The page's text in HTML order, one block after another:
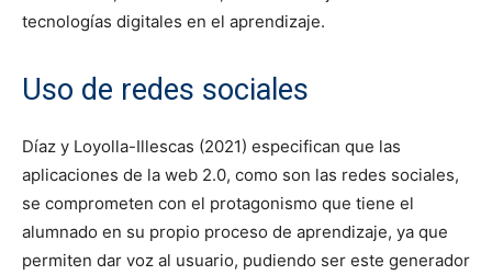
tecnologías digitales en el aprendizaje.
Uso de redes sociales
Díaz y Loyolla-Illescas (2021) especifican que las
aplicaciones de la web 2.0, como son las redes sociales,
se comprometen con el protagonismo que tiene el
alumnado en su propio proceso de aprendizaje, ya que
permiten dar voz al usuario, pudiendo ser este generador